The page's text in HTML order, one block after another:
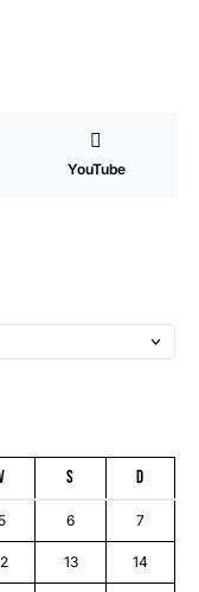
YouTube
S D
6 7
13 14